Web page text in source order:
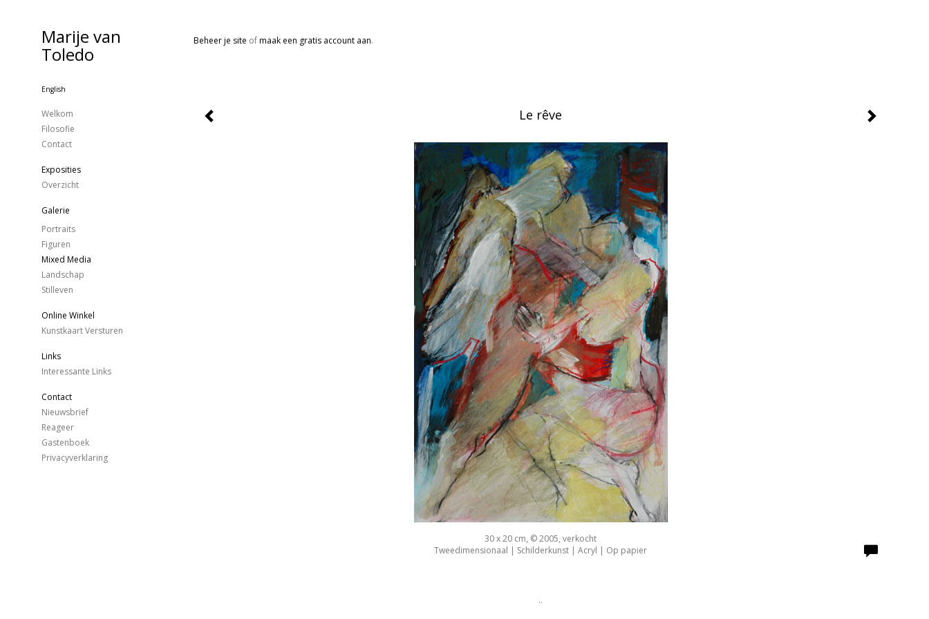
Beheer je site ofmaak een gratis account aan.
Le rêve
30 x 20 cm, © 2005, verkocht
Tweedimensionaal | Schilderkunst | Acryl | Op papier
..
Marije van
Toledo
English
Welkom
Filosofie
Contact
Exposities
Overzicht
Galerie
Portraits
Figuren
Mixed Media
Landschap
Stilleven
Online Winkel
Kunstkaart Versturen
Links
Interessante Links
Contact
Nieuwsbrief
Reageer
Gastenboek
Privacyverklaring